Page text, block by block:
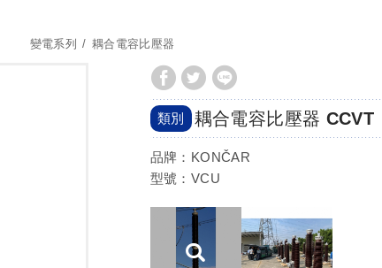
變電系列 耦合電容比壓器
耦合電容比壓器 CCVT
品牌：KONČAR
型號：VCU